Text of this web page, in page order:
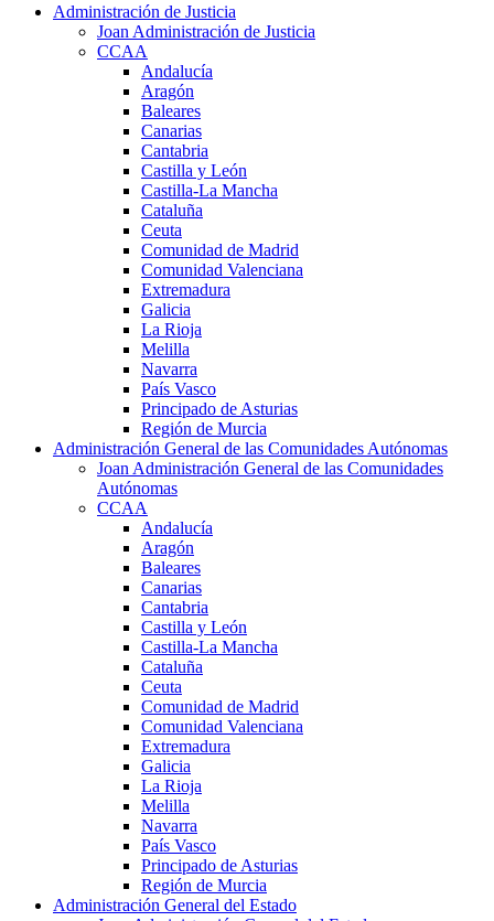
Administración de Justicia
Joan Administración de Justicia
CCAA
Andalucía
Aragón
Baleares
Canarias
Cantabria
Castilla y León
Castilla-La Mancha
Cataluña
Ceuta
Comunidad de Madrid
Comunidad Valenciana
Extremadura
Galicia
La Rioja
Melilla
Navarra
País Vasco
Principado de Asturias
Región de Murcia
Administración General de las Comunidades Autónomas
Joan Administración General de las Comunidades
Autónomas
CCAA
Andalucía
Aragón
Baleares
Canarias
Cantabria
Castilla y León
Castilla-La Mancha
Cataluña
Ceuta
Comunidad de Madrid
Comunidad Valenciana
Extremadura
Galicia
La Rioja
Melilla
Navarra
País Vasco
Principado de Asturias
Región de Murcia
Administración General del Estado